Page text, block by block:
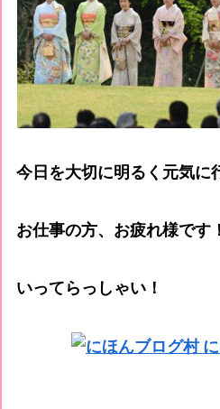
今日を大切に明るく元気に
お仕事の方、お疲れ様です！
いってらっしゃい！